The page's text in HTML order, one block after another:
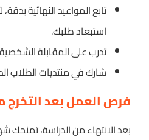
تابع المواعيد النهائية
استبعاد طلبك.
تدرب على المقابلة
شارك في منتديات الطلاب
فرص العمل بعد التخرج
بعد الانتهاء من الدراسة،